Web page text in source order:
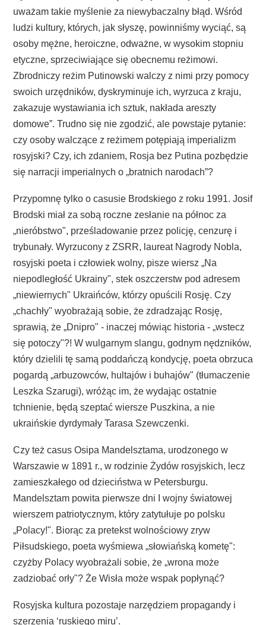
uważam takie myślenie za niewybaczalny błąd. Wśród
ludzi kultury, których, jak słyszę, powinniśmy wyciąć, są
osoby mężne, heroiczne, odważne, w wysokim stopniu
etyczne, sprzeciwiające się obecnemu reżimowi.
Zbrodniczy reżim Putinowski walczy z nimi przy pomocy
swoich urzędników, dyskryminuje ich, wyrzuca z kraju,
zakazuje wystawiania ich sztuk, nakłada areszty
domowe”. Trudno się nie zgodzić, ale powstaje pytanie:
czy osoby walczące z reżimem potępiają imperializm
rosyjski? Czy, ich zdaniem, Rosja bez Putina pozbędzie
się narracji imperialnych o „bratnich narodach”?
Przypomnę tylko o casusie Brodskiego z roku 1991. Josif
Brodski miał za sobą roczne zesłanie na północ za
„nieróbstwo", prześladowanie przez policję, cenzurę i
trybunały. Wyrzucony z ZSRR, laureat Nagrody Nobla,
rosyjski poeta i człowiek wolny, pisze wiersz „Na
niepodległość Ukrainy", stek oszczerstw pod adresem
„niewiernych" Ukraińców, którzy opuścili Rosję. Czy
„chachły" wyobrażają sobie, że zdradzając Rosję,
sprawią, że „Dnipro" - inaczej mówiąc historia - „wstecz
się potoczy"?! W wulgarnym slangu, godnym nędzników,
który dzielili tę samą poddańczą kondycję, poeta obrzuca
pogardą „arbuzowców, hultajów i buhajów" (tłumaczenie
Leszka Szarugi), wróżąc im, że wydając ostatnie
tchnienie, będą szeptać wiersze Puszkina, a nie
ukraińskie dyrdymały Tarasa Szewczenki.
Czy też casus Osipa Mandelsztama, urodzonego w
Warszawie w 1891 r., w rodzinie Żydów rosyjskich, lecz
zamieszkałego od dzieciństwa w Petersburgu.
Mandelsztam powita pierwsze dni I wojny światowej
wierszem patriotycznym, który zatytułuje po polsku
„Polacy!". Biorąc za pretekst wolnościowy zryw
Piłsudskiego, poeta wyśmiewa „słowiańską kometę":
czyżby Polacy wyobrażali sobie, że „wrona może
zadziobać orły"? Że Wisła może wspak popłynąć?
Rosyjska kultura pozostaje narzędziem propagandy i
szerzenia ‘ruskiego miru’.